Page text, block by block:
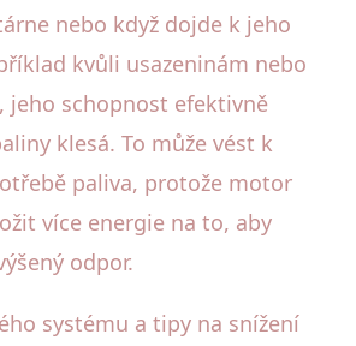
nebo když dojde k jeho
kvůli usazeninám nebo
jeho schopnost efektivně
klesá. To může vést k
paliva, protože motor
více energie na to, aby
odpor.
systému a tipy na snížení